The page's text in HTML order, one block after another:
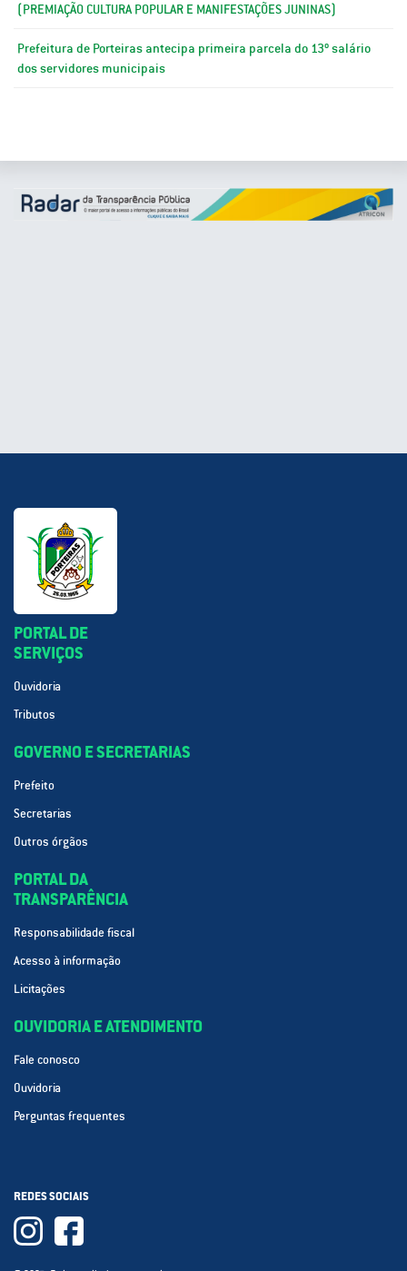
(PREMIAÇÃO CULTURA POPULAR E MANIFESTAÇÕES JUNINAS)
Prefeitura de Porteiras antecipa primeira parcela do 13º salário
dos servidores municipais
PORTAL DE
SERVIÇOS
Ouvidoria
Tributos
GOVERNO E SECRETARIAS
Prefeito
Secretarias
Outros órgãos
PORTAL DA
TRANSPARÊNCIA
Responsabilidade fiscal
Acesso à informação
Licitações
OUVIDORIA E ATENDIMENTO
Fale conosco
Ouvidoria
Perguntas frequentes
REDES SOCIAIS